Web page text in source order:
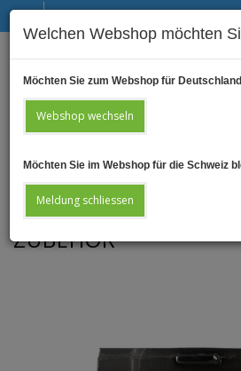
Welchen Webshop möchten
Möchten Sie zum Webshop für
Webshop wechseln
Möchten Sie im Webshop für die Schweiz
Meldung schliessen
ZUBEHÖR